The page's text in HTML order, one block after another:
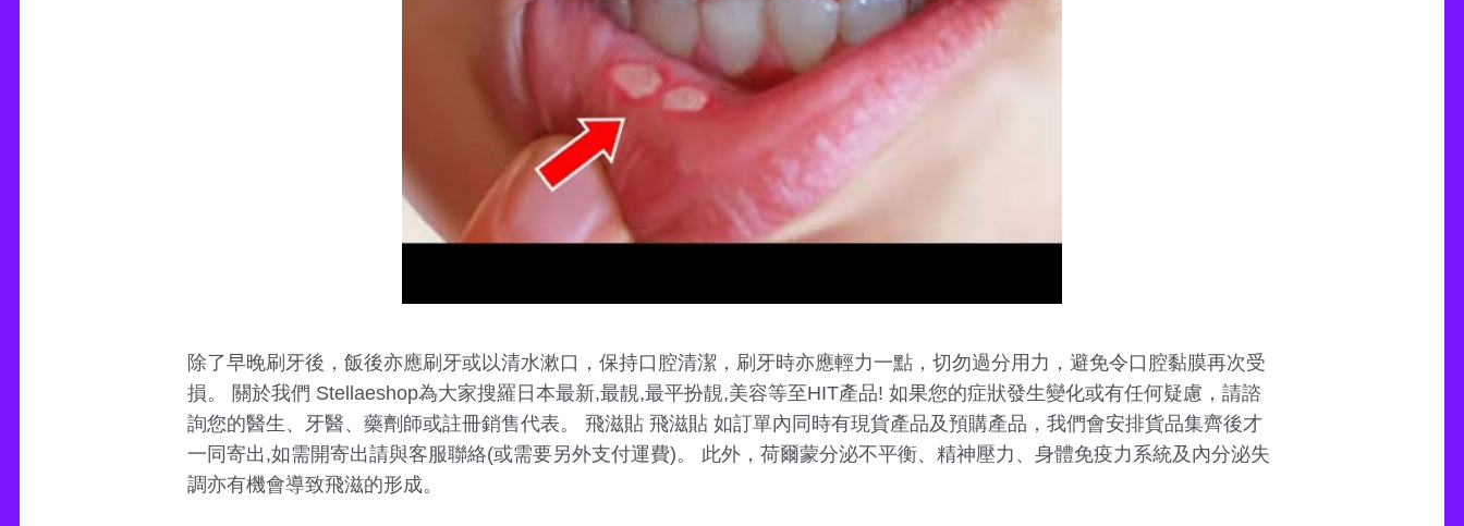
除了早晚刷牙後，飯後亦應刷牙或以清水漱口，保持口腔清潔，刷牙時亦應輕力一點，切勿過分用力，避免令口腔黏膜再次受
損。 關於我們 Stellaeshop為大家搜羅日本最新,最靚,最平扮靚,美容等至HIT產品! 如果您的症狀發生變化或有任何疑慮，請諮
詢您的醫生、牙醫、藥劑師或註冊銷售代表。 飛滋貼 飛滋貼 如訂單內同時有現貨產品及預購產品，我們會安排貨品集齊後才
一同寄出,如需開寄出請與客服聯絡(或需要另外支付運費)。 此外，荷爾蒙分泌不平衡、精神壓力、身體免疫力系統及內分泌失
調亦有機會導致飛滋的形成。